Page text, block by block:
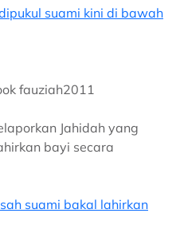
suami kini di bawah
fauziah2011
Jahidah yang
bayi secara
suami bakal lahirkan